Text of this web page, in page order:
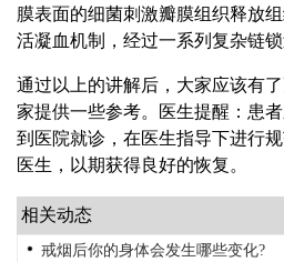
膜表面的细菌刺激瓣膜组织释放
活凝血机制，经过一系列复杂链
通过以上的讲解后，大家应该有
家提供一些参考。医生提醒：患
到医院就诊，在医生指导下进行
医生，以期获得良好的恢复。
相关动态
戒烟后你的身体会发生哪些变化?